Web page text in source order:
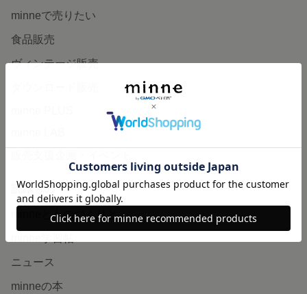
minneで売りたい
食品販売
ヴィンテージ販売
読みもの
minneとものづくりと
ニュース
minneの本